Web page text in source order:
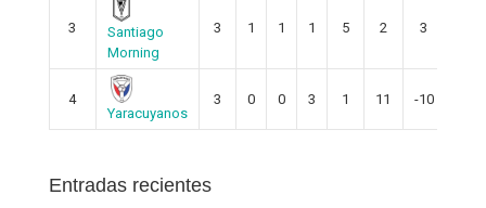
3
Santiago
Morning
3 1 1 1 5 2 3
4
Yaracuyanos
3 0 0 3 1 11 -10
Entradas recientes